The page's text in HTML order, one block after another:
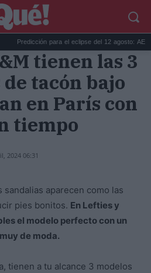
para el eclipse del 12 agosto: AEMET
tienen las 3
tacón bajo
en París con
tiempo
2024 06:31
sandalias aparecen como las
pies bonitos. En Lefties y
el modelo perfecto con un
de moda.
tienen a tu alcance 3 modelos